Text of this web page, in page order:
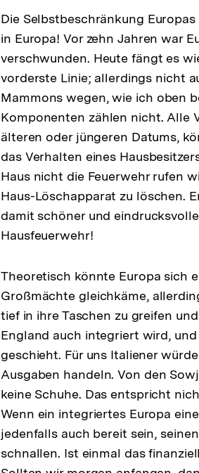
Die Selbstbeschränkung
in Europa! Vor zehn Jahren war
verschwunden. Heute fängt es
vorderste Linie; allerdings nicht
Mammons wegen, wie ich oben
Komponenten zählen nicht. Alle
älteren oder jüngeren Datums,
das Verhalten eines
Haus nicht die Feuerwehr rufen
Haus-Löschapparat zu löschen.
damit schöner und
Hausfeuerwehr!
Theoretisch könnte Europa sich
Großmächte gleichkäme,
tief in ihre Taschen zu greifen
England auch integriert wird,
geschieht. Für uns Italiener
Ausgaben handeln. Von den
keine Schuhe. Das entspricht
Wenn ein integriertes Europa
jedenfalls auch bereit sein,
schnallen. Ist einmal das